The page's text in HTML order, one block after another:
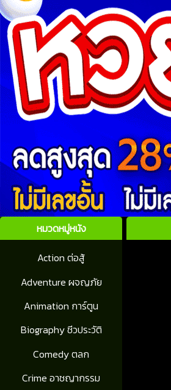
หมวดหมู่หนัง
Action ต่อสู้
Adventure ผจญภัย
Animation การ์ตูน
Biography ชีวประวัติ
Comedy ตลก
Crime อาชญากรรม